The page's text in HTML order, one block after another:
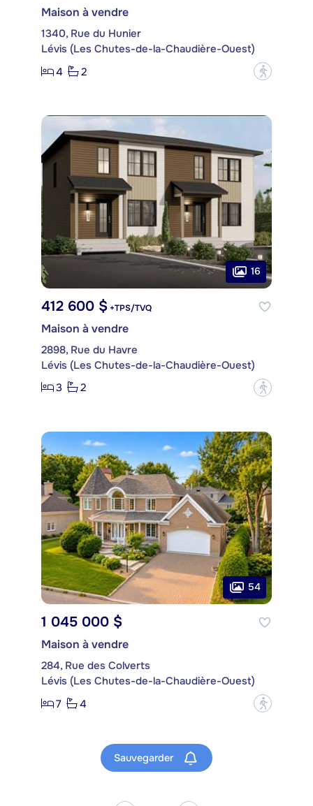
Maison à vendre
1340, Rue du Hunier
Lévis (Les Chutes-de-la-Chaudière-Ouest)
4
2 ?
16
412 600 $ +TPS/TVQ
Maison à vendre
2898, Rue du Havre
Lévis (Les Chutes-de-la-Chaudière-Ouest)
3
2 ?
54
1 045 000 $
Maison à vendre
284, Rue des Colverts
Lévis (Les Chutes-de-la-Chaudière-Ouest)
7
4 ?
Sauvegarder